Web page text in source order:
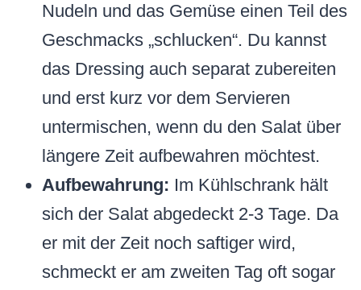
Nudeln und das Gemüse einen Teil des
Geschmacks „schlucken“. Du kannst
das Dressing auch separat zubereiten
und erst kurz vor dem Servieren
untermischen, wenn du den Salat über
längere Zeit aufbewahren möchtest.
Aufbewahrung: Im Kühlschrank hält
sich der Salat abgedeckt 2-3 Tage. Da
er mit der Zeit noch saftiger wird,
schmeckt er am zweiten Tag oft sogar